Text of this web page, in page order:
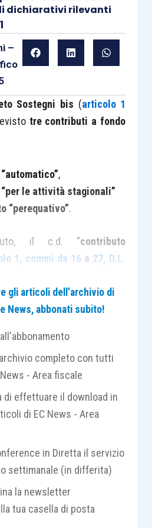
dichiarativi rilevanti
–
Sostegni bis (articolo 1
tre contributi a fondo
,
le attività stagionali”
“perequativo”.
il c.d. “contributo
1, commi da 16 a 27, D.L.
ai soggettititolari
comma 1, lettere a) e b)
all’ articolo 54, comma 1,
a 10 milioni di euro nel
d’imposta antecedente
Non spetta, in ogni caso, ai
cui partita Iva risulti non
, agli
enti pubblici di
162-bis Tuir
di partecipazione);
gli articoli dell’archivio di
News, abbonati subito!
completo con tutti
- Area fiscale
di effettuare il download in
di EC News - Area
in Diretta il servizio
settimanale (in differita)
la newsletter
tua casella di posta